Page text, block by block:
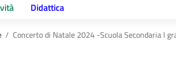
Didattica
Concerto di Natale 2024 -Scuola Secondaria I